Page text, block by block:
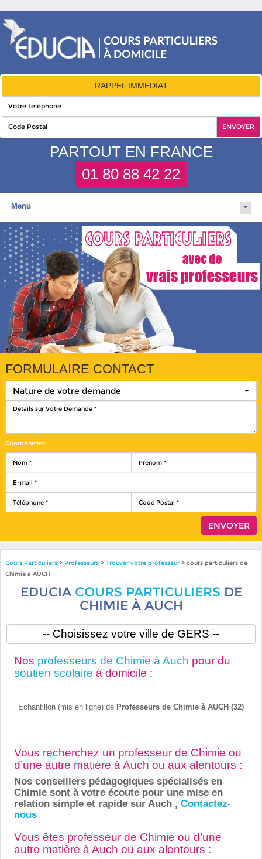
RAPPEL IMMÉDIAT
PARTOUT EN FRANCE
01 80 88 42 22
Menu
FORMULAIRE CONTACT
Nature de votre demande
Coordonnées
Cours Particuliers> Professeurs > Trouver votre professeur> cours particuliers de
Chimie à AUCH
EDUCIA COURS PARTICULIERS DE
CHIMIE À AUCH
Nos professeurs de Chimie à Auch pour du
soutien scolaire à domicile :
Echantillon (mis en ligne) de Professeurs de Chimie à AUCH (32)
Vous recherchez un professeur de Chimie ou
d’une autre matière à Auch ou aux alentours :
Nos conseillers pédagogiques spécialisés en
Chimie sont à votre écoute pour une mise en
relation simple et rapide sur Auch , Contactez-
nous
Vous êtes professeur de Chimie ou d’une
autre matière à Auch ou aux alentours :